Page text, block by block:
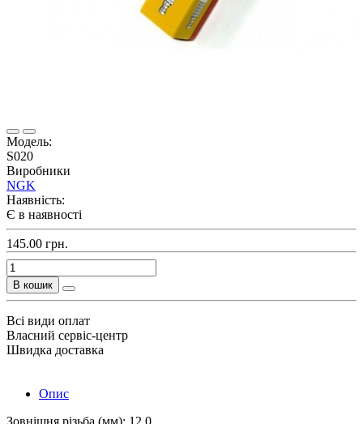
Модель:
S020
Виробники
NGK
Наявність:
Є в наявності
145.00 грн.
В кошик
Всі види оплат
Власний сервіс-центр
Швидка доставка
Опис
Зовнішня різьба (мм): 12,0